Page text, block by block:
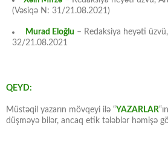
(Vəsiqə N: 31/21.08.2021)
Murad Eloğlu – Redaksiya heyəti
32/21.08.2021
QEYD:
Müstəqil yazarın mövqeyi ilə “YAZARLAR
düşməyə bilər, ancaq etik tələblər həmişə